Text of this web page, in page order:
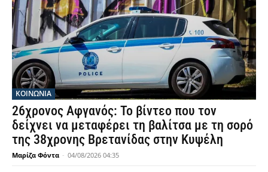
ΚΟΙΝΩΝΙΑ
26χρονος Αφγανός: Το βίντεο που τον
δείχνει να μεταφέρει τη βαλίτσα με τη σορό
της 38χρονης Βρετανίδας στην Κυψέλη
Μαρίζα Φόντα - 04/08/2026 04:35